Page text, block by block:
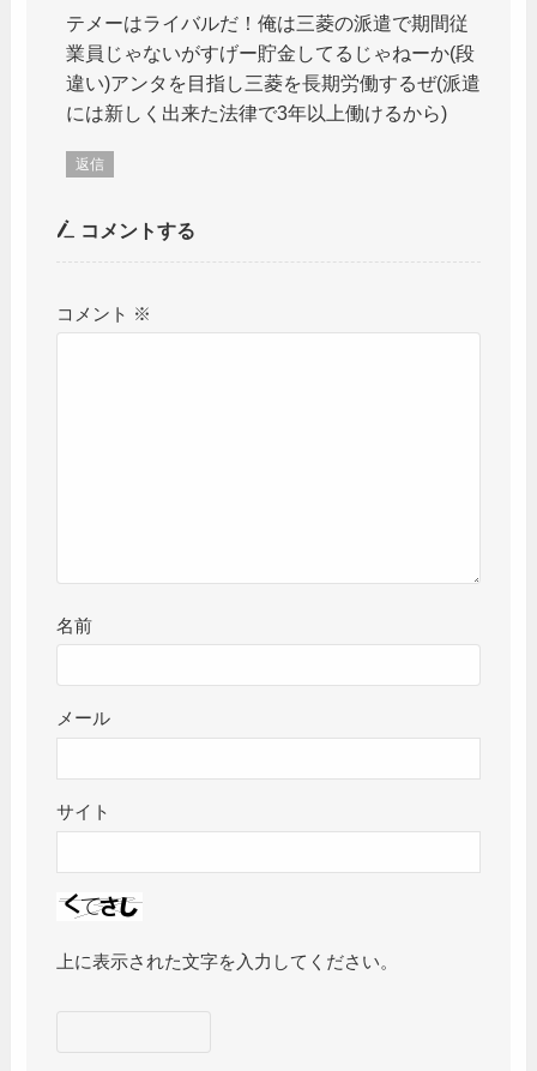
テメーはライバルだ！俺は三菱の派遣で期間従
業員じゃないがすげー貯金してるじゃねーか(段
違い)アンタを目指し三菱を長期労働するぜ(派遣
には新しく出来た法律で3年以上働けるから)
返信
コメントする
コメント ※
名前
メール
サイト
上に表示された文字を入力してください。